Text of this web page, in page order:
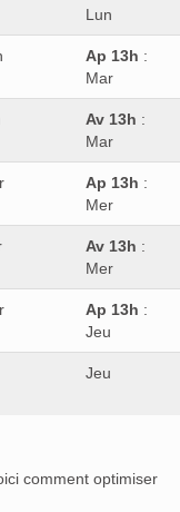
Lun
Ap 13h :
Mar
Av 13h :
Mar
Ap 13h :
Mer
Av 13h :
Mer
Ap 13h :
Jeu
Jeu
comment optimiser